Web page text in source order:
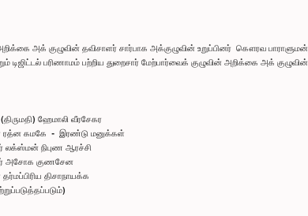
அக் குழுவின் தவிசாளர் சார்பாக அக்குழுவின் உறுப்பினர் கௌரவ
பரிணாமம் பற்றிய துறைசார் மேற்பார்வைக் குழுவின் அறிக்கை அக்
(திருமதி) ஹேமாலி வீரசேகர
ரத்ன கமகே - இரண்டு மனுக்கள்
லக்ஸ்மன் நிபுண ஆரச்சி
அசோக குணசேன
தர்மப்பிரிய திசாநாயக்க